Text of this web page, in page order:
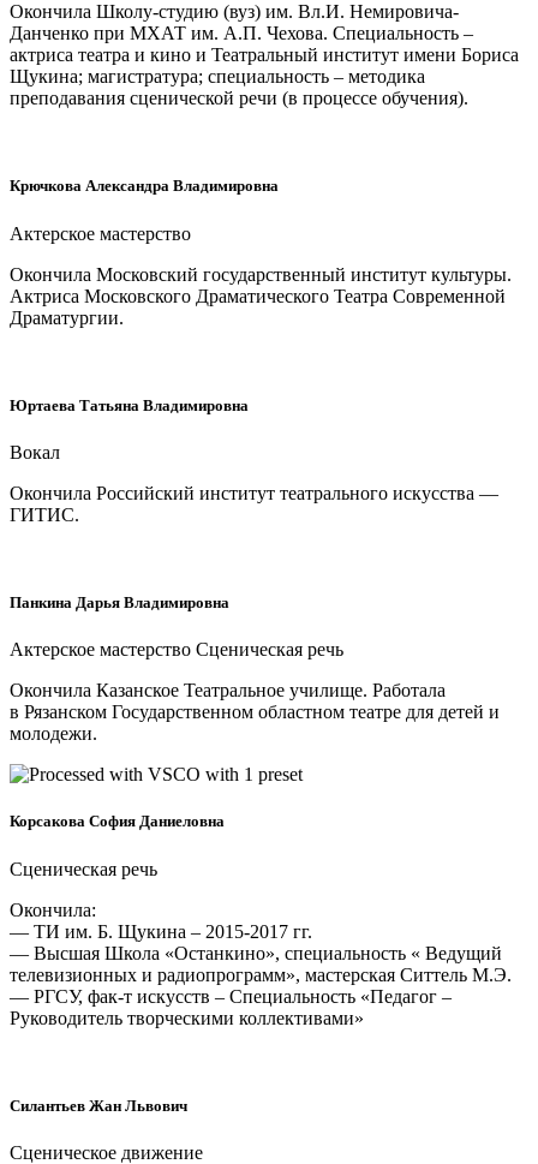
Окончила Школу-студию (вуз) им. Вл.И. Немировича-
Данченко при МХАТ им. А.П. Чехова. Специальность –
актриса театра и кино и Театральный институт имени Бориса
Щукина; магистратура; специальность – методика
преподавания сценической речи (в процессе обучения).
Крючкова Александра Владимировна
Актерское мастерство
Окончила Московский государственный институт культуры.
Актриса Московского Драматического Театра Современной
Драматургии.
Юртаева Татьяна Владимировна
Вокал
Окончила Российский институт театрального искусства —
ГИТИС.
Панкина Дарья Владимировна
Актерское мастерство Сценическая речь
Окончила Казанское Театральное училище. Работала
в Рязанском Государственном областном театре для детей и
молодежи.
Корсакова София Даниеловна
Сценическая речь
Окончила:
— ТИ им. Б. Щукина – 2015-2017 гг.
— Высшая Школа «Останкино», специальность « Ведущий
телевизионных и радиопрограмм», мастерская Ситтель М.Э.
— РГСУ, фак-т искусств – Специальность «Педагог –
Руководитель творческими коллективами»
Силантьев Жан Львович
Сценическое движение